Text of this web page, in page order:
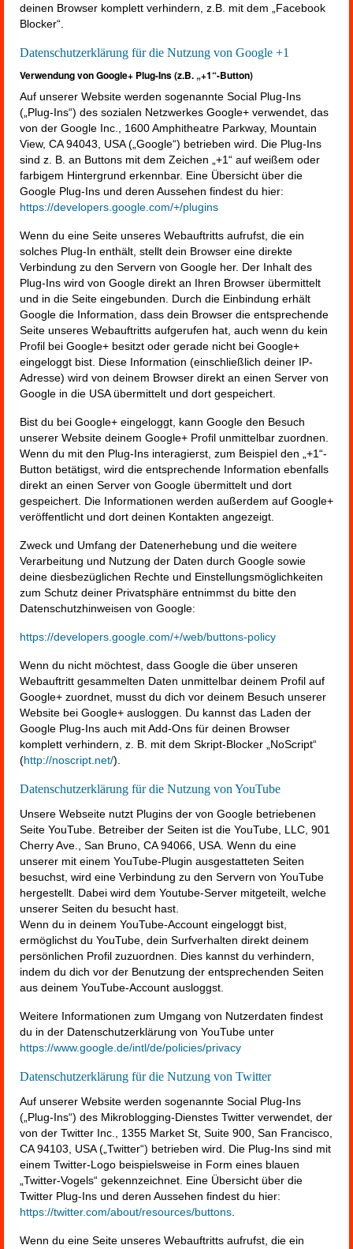
deinen Browser komplett verhindern, z.B. mit dem „Facebook
Blocker“.
Datenschutzerklärung für die Nutzung von Google +1
Verwendung von Google+ Plug-Ins (z.B. „+1“-Button)
Auf unserer Website werden sogenannte Social Plug-Ins
(„Plug-Ins“) des sozialen Netzwerkes Google+ verwendet, das
von der Google Inc., 1600 Amphitheatre Parkway, Mountain
View, CA 94043, USA („Google“) betrieben wird. Die Plug-Ins
sind z. B. an Buttons mit dem Zeichen „+1“ auf weißem oder
farbigem Hintergrund erkennbar. Eine Übersicht über die
Google Plug-Ins und deren Aussehen findest du hier:
https://developers.google.com/+/plugins
Wenn du eine Seite unseres Webauftritts aufrufst, die ein
solches Plug-In enthält, stellt dein Browser eine direkte
Verbindung zu den Servern von Google her. Der Inhalt des
Plug-Ins wird von Google direkt an Ihren Browser übermittelt
und in die Seite eingebunden. Durch die Einbindung erhält
Google die Information, dass dein Browser die entsprechende
Seite unseres Webauftritts aufgerufen hat, auch wenn du kein
Profil bei Google+ besitzt oder gerade nicht bei Google+
eingeloggt bist. Diese Information (einschließlich deiner IP-
Adresse) wird von deinem Browser direkt an einen Server von
Google in die USA übermittelt und dort gespeichert.
Bist du bei Google+ eingeloggt, kann Google den Besuch
unserer Website deinem Google+ Profil unmittelbar zuordnen.
Wenn du mit den Plug-Ins interagierst, zum Beispiel den „+1“-
Button betätigst, wird die entsprechende Information ebenfalls
direkt an einen Server von Google übermittelt und dort
gespeichert. Die Informationen werden außerdem auf Google+
veröffentlicht und dort deinen Kontakten angezeigt.
Zweck und Umfang der Datenerhebung und die weitere
Verarbeitung und Nutzung der Daten durch Google sowie
deine diesbezüglichen Rechte und Einstellungsmöglichkeiten
zum Schutz deiner Privatsphäre entnimmst du bitte den
Datenschutzhinweisen von Google:
https://developers.google.com/+/web/buttons-policy
Wenn du nicht möchtest, dass Google die über unseren
Webauftritt gesammelten Daten unmittelbar deinem Profil auf
Google+ zuordnet, musst du dich vor deinem Besuch unserer
Website bei Google+ ausloggen. Du kannst das Laden der
Google Plug-Ins auch mit Add-Ons für deinen Browser
komplett verhindern, z. B. mit dem Skript-Blocker „NoScript“
(http://noscript.net/).
Datenschutzerklärung für die Nutzung von YouTube
Unsere Webseite nutzt Plugins der von Google betriebenen
Seite YouTube. Betreiber der Seiten ist die YouTube, LLC, 901
Cherry Ave., San Bruno, CA 94066, USA. Wenn du eine
unserer mit einem YouTube-Plugin ausgestatteten Seiten
besuchst, wird eine Verbindung zu den Servern von YouTube
hergestellt. Dabei wird dem Youtube-Server mitgeteilt, welche
unserer Seiten du besucht hast.
Wenn du in deinem YouTube-Account eingeloggt bist,
ermöglichst du YouTube, dein Surfverhalten direkt deinem
persönlichen Profil zuzuordnen. Dies kannst du verhindern,
indem du dich vor der Benutzung der entsprechenden Seiten
aus deinem YouTube-Account ausloggst.
Weitere Informationen zum Umgang von Nutzerdaten findest
du in der Datenschutzerklärung von YouTube unter
https://www.google.de/intl/de/policies/privacy
Datenschutzerklärung für die Nutzung von Twitter
Auf unserer Website werden sogenannte Social Plug-Ins
(„Plug-Ins“) des Mikroblogging-Dienstes Twitter verwendet, der
von der Twitter Inc., 1355 Market St, Suite 900, San Francisco,
CA 94103, USA („Twitter“) betrieben wird. Die Plug-Ins sind mit
einem Twitter-Logo beispielsweise in Form eines blauen
„Twitter-Vogels“ gekennzeichnet. Eine Übersicht über die
Twitter Plug-Ins und deren Aussehen findest du hier:
https://twitter.com/about/resources/buttons.
Wenn du eine Seite unseres Webauftritts aufrufst, die ein